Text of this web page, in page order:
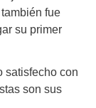
fue
su primer
satisfecho con
son sus